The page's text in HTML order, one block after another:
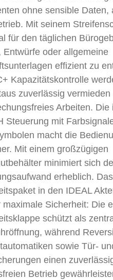
ohne sensible Daten,
Mit seinem
für den täglichen
Entwürfe oder allgemeine
effizient zu
Kapazitätskontrolle
zuverlässig vermieden
Arbeiten. Die
Steuerung mit
macht die
Mit einem großzügigen
minimiert sich
erheblich.
in den IDEAL
maximale Sicherheit: Die
schützt als
während
sowie Tür-
einen
Betrieb